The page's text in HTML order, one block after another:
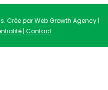
Crée par Web Growth Agency |
| Contact